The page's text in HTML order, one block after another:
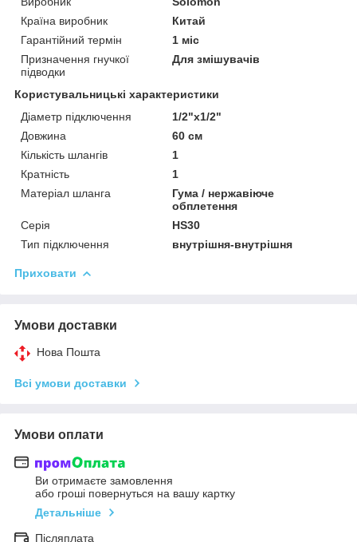
Країна виробник
Китай
Гарантійний термін
1 міс
Призначення гнучкої
підводки
Для змішувачів
Користувальницькі характеристики
Діаметр підключення
1/2"x1/2"
Довжина
60 см
Кількість шлангів
1
Кратність
1
Матеріал шланга
Гума / нержавіюче
обплетення
Серія
HS30
Тип підключення
внутрішня-внутрішня
Приховати
Умови доставки
Нова Пошта
Всі умови доставки
Умови оплати
Ви отримаєте замовлення
або гроші повернуться на вашу картку
Детальніше
Післяплата